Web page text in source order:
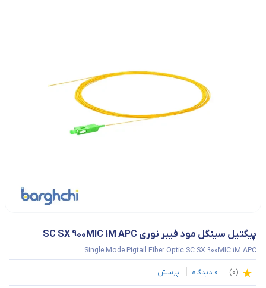
پیگتیل سینگل مود فیبر نوری SC SX 900MIC 1M APC
Single Mode Pigtail Fiber Optic SC SX 900MIC 1M APC
(
0
)
0 دیدگاه پرسش